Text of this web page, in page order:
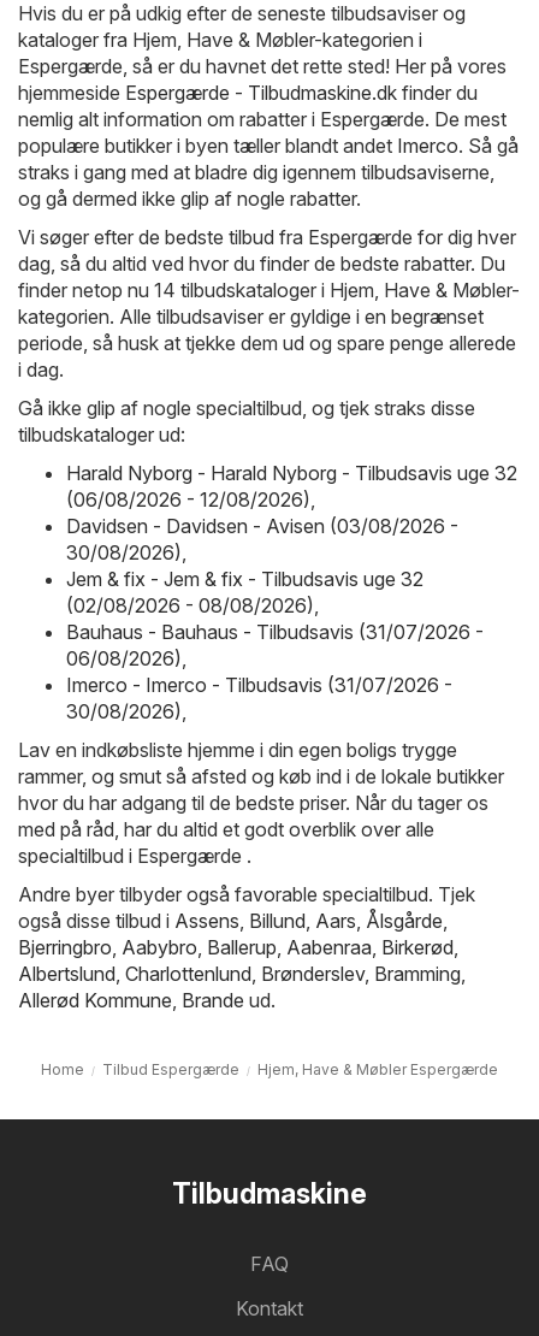
Hvis du er på udkig efter de seneste tilbudsaviser og
kataloger fra Hjem, Have & Møbler-kategorien i
Espergærde, så er du havnet det rette sted! Her på vores
hjemmeside Espergærde - Tilbudmaskine.dk finder du
nemlig alt information om rabatter i Espergærde. De mest
populære butikker i byen tæller blandt andet Imerco. Så gå
straks i gang med at bladre dig igennem tilbudsaviserne,
og gå dermed ikke glip af nogle rabatter.
Vi søger efter de bedste tilbud fra Espergærde for dig hver
dag, så du altid ved hvor du finder de bedste rabatter. Du
finder netop nu 14 tilbudskataloger i Hjem, Have & Møbler-
kategorien. Alle tilbudsaviser er gyldige i en begrænset
periode, så husk at tjekke dem ud og spare penge allerede
i dag.
Gå ikke glip af nogle specialtilbud, og tjek straks disse
tilbudskataloger ud:
Harald Nyborg - Harald Nyborg - Tilbudsavis uge 32
(06/08/2026 - 12/08/2026),
Davidsen - Davidsen - Avisen (03/08/2026 -
30/08/2026),
Jem & fix - Jem & fix - Tilbudsavis uge 32
(02/08/2026 - 08/08/2026),
Bauhaus - Bauhaus - Tilbudsavis (31/07/2026 -
06/08/2026),
Imerco - Imerco - Tilbudsavis (31/07/2026 -
30/08/2026),
Lav en indkøbsliste hjemme i din egen boligs trygge
rammer, og smut så afsted og køb ind i de lokale butikker
hvor du har adgang til de bedste priser. Når du tager os
med på råd, har du altid et godt overblik over alle
specialtilbud i Espergærde .
Andre byer tilbyder også favorable specialtilbud. Tjek
også disse tilbud i Assens, Billund, Aars, Ålsgårde,
Bjerringbro, Aabybro, Ballerup, Aabenraa, Birkerød,
Albertslund, Charlottenlund, Brønderslev, Bramming,
Allerød Kommune, Brande ud.
Home Tilbud Espergærde Hjem, Have & Møbler Espergærde
Tilbudmaskine
FAQ
Kontakt